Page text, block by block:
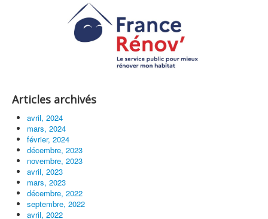
Articles archivés
avril, 2024
mars, 2024
février, 2024
décembre, 2023
novembre, 2023
avril, 2023
mars, 2023
décembre, 2022
septembre, 2022
avril, 2022